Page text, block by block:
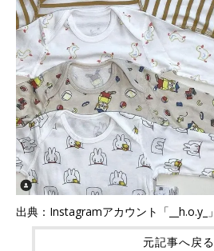
出典：Instagramアカウント「__h.o.y_」
元記事へ戻る